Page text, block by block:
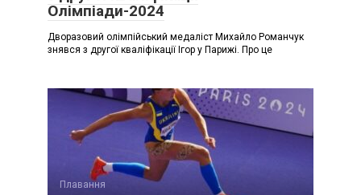
Олімпіади-2024
Дворазовий олімпійський медаліст Михайло Романчук
знявся з другої кваліфікації Ігор у Парижі. Про це
Плавання